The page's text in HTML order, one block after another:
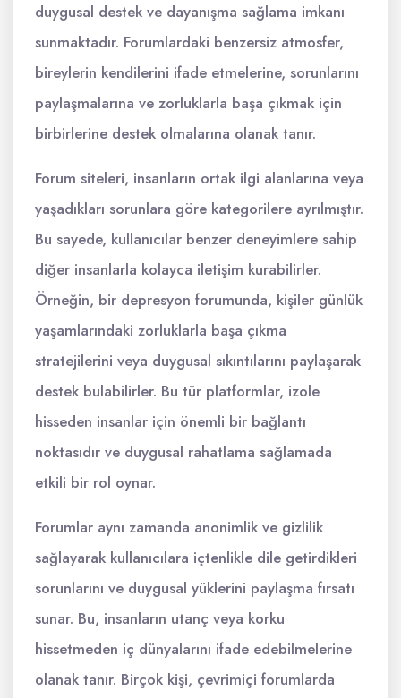
duygusal destek ve dayanışma sağlama imkanı
sunmaktadır. Forumlardaki benzersiz atmosfer,
bireylerin kendilerini ifade etmelerine, sorunlarını
paylaşmalarına ve zorluklarla başa çıkmak için
birbirlerine destek olmalarına olanak tanır.
Forum siteleri, insanların ortak ilgi alanlarına veya
yaşadıkları sorunlara göre kategorilere ayrılmıştır.
Bu sayede, kullanıcılar benzer deneyimlere sahip
diğer insanlarla kolayca iletişim kurabilirler.
Örneğin, bir depresyon forumunda, kişiler günlük
yaşamlarındaki zorluklarla başa çıkma
stratejilerini veya duygusal sıkıntılarını paylaşarak
destek bulabilirler. Bu tür platformlar, izole
hisseden insanlar için önemli bir bağlantı
noktasıdır ve duygusal rahatlama sağlamada
etkili bir rol oynar.
Forumlar aynı zamanda anonimlik ve gizlilik
sağlayarak kullanıcılara içtenlikle dile getirdikleri
sorunlarını ve duygusal yüklerini paylaşma fırsatı
sunar. Bu, insanların utanç veya korku
hissetmeden iç dünyalarını ifade edebilmelerine
olanak tanır. Birçok kişi, çevrimiçi forumlarda